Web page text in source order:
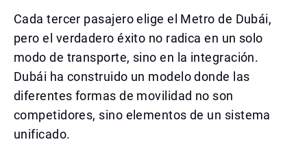
Cada tercer pasajero elige el Metro de Dubái,
pero el verdadero éxito no radica en un solo
modo de transporte, sino en la integración.
Dubái ha construido un modelo donde las
diferentes formas de movilidad no son
competidores, sino elementos de un sistema
unificado.